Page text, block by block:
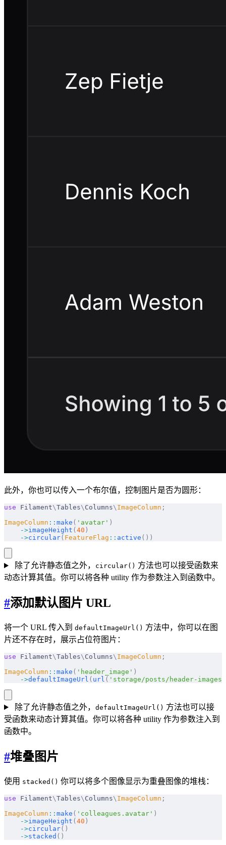
此外，你也可以传入一个布尔值，控制图片是否为圆形：
use Filament\Tables\ Columns\ ImageColumn ;
ImageColumn :: make ( 'avatar' )
    ->
imageHeight ( 40 )
    ->
circular( FeatureFlag :: active ())
除了允许静态值之外， circular() 方法也可以接受函数来
动态计算其值。你可以将各种 utility 作为参数注入到函数中。
#添加默认图片 URL
将一个 URL 传入到 defaultImageUrl() 方法中，你可以在图
片还不存在时，展示占位符图片：
use Filament\Tables\ Columns\ ImageColumn ;
ImageColumn :: make ( 'header_image' )
    ->
defaultImageUrl ( url ( 'storage/posts/header-
除了允许静态值之外， defaultImageUrl() 方法也可以接
受函数来动态计算其值。你可以将各种 utility 作为参数注入到
函数中。
#堆叠图片
使用 stacked() 你可以将多个图像显示为重叠图像的堆栈：
use Filament\Tables\ Columns\ ImageColumn ;
ImageColumn :: make ( 'colleagues.avatar' )
    ->
imageHeight ( 40 )
    ->
circular()
    ->
stacked ()